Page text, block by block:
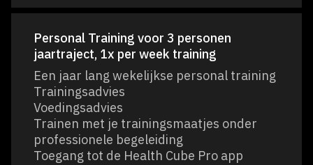
Personal Training voor 3 personen
jaartraject, 1x per week training
Een jaar lang wekelijkse personal training
Trainingsadvies
Voedingsadvies
Trainen met je trainingsmaatjes onder
professionele begeleiding
Toegang tot de Health Cube Pro app